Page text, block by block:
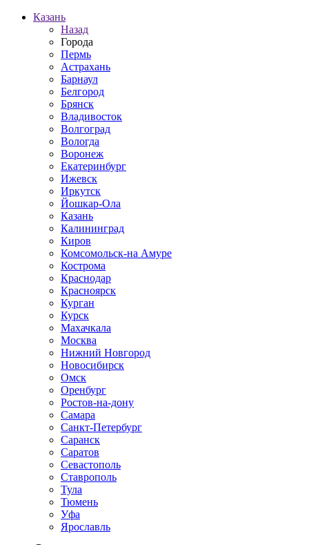
Казань
Назад
Города
Пермь
Астрахань
Барнаул
Белгород
Брянск
Владивосток
Волгоград
Вологда
Воронеж
Екатеринбург
Ижевск
Иркутск
Йошкар-Ола
Казань
Калининград
Киров
Комсомольск-на Амуре
Кострома
Краснодар
Красноярск
Курган
Курск
Махачкала
Москва
Нижний Новгород
Новосибирск
Омск
Оренбург
Ростов-на-дону
Самара
Санкт-Петербург
Саранск
Саратов
Севастополь
Ставрополь
Тула
Тюмень
Уфа
Ярославль